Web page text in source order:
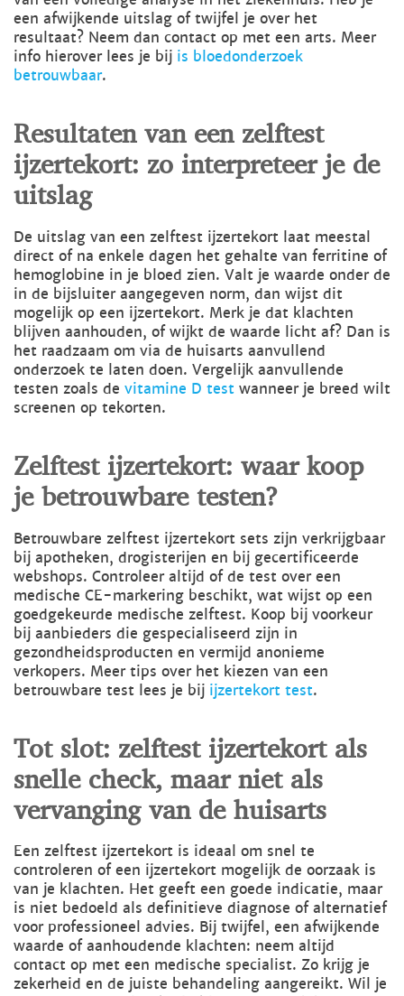
een afwijkende uitslag of twijfel je over het
resultaat? Neem dan contact op met een arts. Meer
info hierover lees je bij is bloedonderzoek
betrouwbaar.
Resultaten van een zelftest
ijzertekort: zo interpreteer je de
uitslag
De uitslag van een zelftest ijzertekort laat meestal
direct of na enkele dagen het gehalte van ferritine of
hemoglobine in je bloed zien. Valt je waarde onder de
in de bijsluiter aangegeven norm, dan wijst dit
mogelijk op een ijzertekort. Merk je dat klachten
blijven aanhouden, of wijkt de waarde licht af? Dan is
het raadzaam om via de huisarts aanvullend
onderzoek te laten doen. Vergelijk aanvullende
testen zoals de vitamine D test wanneer je breed wilt
screenen op tekorten.
Zelftest ijzertekort: waar koop
je betrouwbare testen?
Betrouwbare zelftest ijzertekort sets zijn verkrijgbaar
bij apotheken, drogisterijen en bij gecertificeerde
webshops. Controleer altijd of de test over een
medische CE-markering beschikt, wat wijst op een
goedgekeurde medische zelftest. Koop bij voorkeur
bij aanbieders die gespecialiseerd zijn in
gezondheidsproducten en vermijd anonieme
verkopers. Meer tips over het kiezen van een
betrouwbare test lees je bij ijzertekort test.
Tot slot: zelftest ijzertekort als
snelle check, maar niet als
vervanging van de huisarts
Een zelftest ijzertekort is ideaal om snel te
controleren of een ijzertekort mogelijk de oorzaak is
van je klachten. Het geeft een goede indicatie, maar
is niet bedoeld als definitieve diagnose of alternatief
voor professioneel advies. Bij twijfel, een afwijkende
waarde of aanhoudende klachten: neem altijd
contact op met een medische specialist. Zo krijg je
zekerheid en de juiste behandeling aangereikt. Wil je